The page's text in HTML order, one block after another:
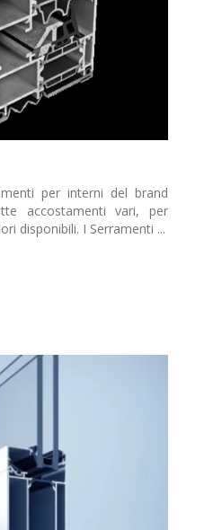
per interni del brand
accostamenti vari, per
disponibili. I Serramenti ...